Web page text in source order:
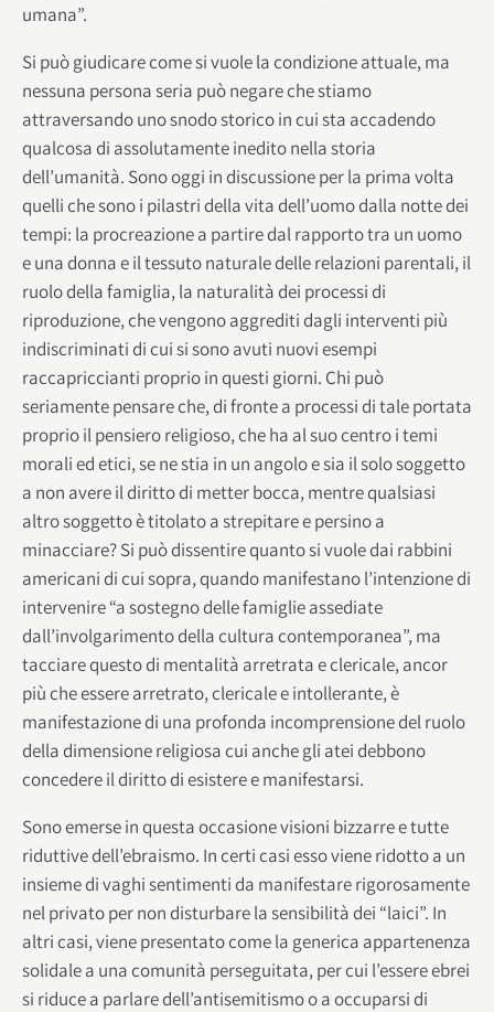
umana”.
Si può giudicare come si vuole la condizione attuale, ma
nessuna persona seria può negare che stiamo
attraversando uno snodo storico in cui sta accadendo
qualcosa di assolutamente inedito nella storia
dell’umanità. Sono oggi in discussione per la prima volta
quelli che sono i pilastri della vita dell’uomo dalla notte dei
tempi: la procreazione a partire dal rapporto tra un uomo
e una donna e il tessuto naturale delle relazioni parentali, il
ruolo della famiglia, la naturalità dei processi di
riproduzione, che vengono aggrediti dagli interventi più
indiscriminati di cui si sono avuti nuovi esempi
raccapriccianti proprio in questi giorni. Chi può
seriamente pensare che, di fronte a processi di tale portata
proprio il pensiero religioso, che ha al suo centro i temi
morali ed etici, se ne stia in un angolo e sia il solo soggetto
a non avere il diritto di metter bocca, mentre qualsiasi
altro soggetto è titolato a strepitare e persino a
minacciare? Si può dissentire quanto si vuole dai rabbini
americani di cui sopra, quando manifestano l’intenzione di
intervenire “a sostegno delle famiglie assediate
dall’involgarimento della cultura contemporanea”, ma
tacciare questo di mentalità arretrata e clericale, ancor
più che essere arretrato, clericale e intollerante, è
manifestazione di una profonda incomprensione del ruolo
della dimensione religiosa cui anche gli atei debbono
concedere il diritto di esistere e manifestarsi.
Sono emerse in questa occasione visioni bizzarre e tutte
riduttive dell’ebraismo. In certi casi esso viene ridotto a un
insieme di vaghi sentimenti da manifestare rigorosamente
nel privato per non disturbare la sensibilità dei “laici”. In
altri casi, viene presentato come la generica appartenenza
solidale a una comunità perseguitata, per cui l’essere ebrei
si riduce a parlare dell’antisemitismo o a occuparsi di